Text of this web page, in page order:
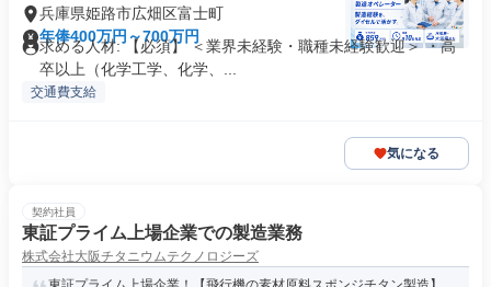
兵庫県姫路市広畑区富士町
年俸400万円～700万円
求める人材: 【必須】 ＜業界未経験・職種未経験歓迎＞ ・高
卒以上（化学工学、化学、...
交通費支給
気になる
契約社員
東証プライム上場企業での製造業務
株式会社大阪チタニウムテクノロジーズ